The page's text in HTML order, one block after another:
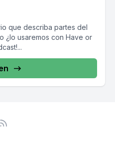
que describa partes del
¿lo usaremos con Have or